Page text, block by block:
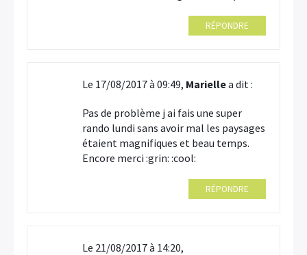
RÉPONDRE
Le 17/08/2017 à 09:49, Mariellea dit :
Pas de problème j ai fais une super
rando lundi sans avoir mal les paysages
étaient magnifiques et beau temps.
Encore merci :grin: :cool:
RÉPONDRE
Le 21/08/2017 à 14:20,